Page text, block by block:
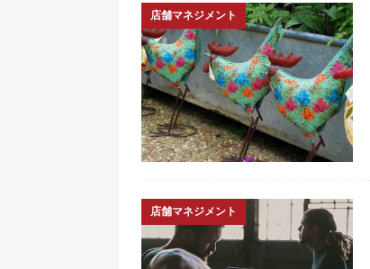
店舗マネジメント
店舗マネジメント